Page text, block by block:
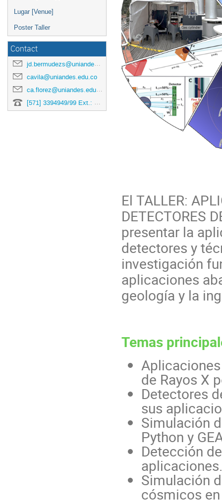
Lugar [Venue]
Poster Taller
Contact
jd.bermudezs@uniandes.edu.co
cavila@uniandes.edu.co
ca.florez@uniandes.edu.co
[571] 3394949/99 Ext.: 3878
El TALLER:
DETECTORES
presentar la
detectores y
investigación
aplicaciones
geología y la
Temas
de Rayos X
Detectores
sus
Simulación
Python y
Detección
aplicaciones.
Simulación
cósmicos